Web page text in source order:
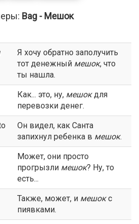
Bag - Мешок
Я хочу обратно заполучить
тот денежный мешок, что
ты нашла.
Как... это, ну, мешокдля
перевозки денег.
Он видел, как Санта
запихнул ребенка в мешок.
Может, они просто
прогрызли мешок? Ну, то
есть...
Также, может, и мешокс
пиявками.